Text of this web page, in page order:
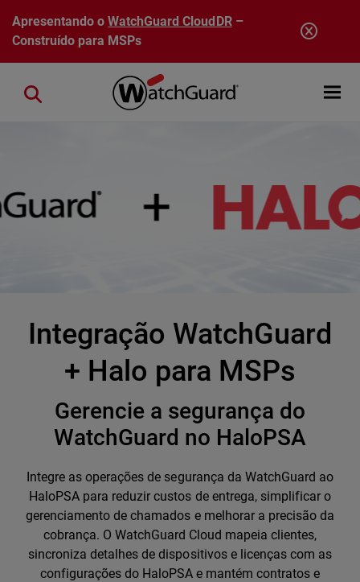
Pular para o conteúdo principal
Apresentando oWatchGuard CloudDR–
Construído para MSPs
Open
Close search
Integração WatchGuard
+ Halo para MSPs
Gerencie a segurança do
WatchGuard no HaloPSA
Integre as operações de segurança da WatchGuard ao
HaloPSA para reduzir custos de entrega, simplificar o
gerenciamento de chamados e melhorar a precisão da
cobrança. O WatchGuard Cloud mapeia clientes,
sincroniza detalhes de dispositivos e licenças com as
configurações do HaloPSA e mantém contratos e